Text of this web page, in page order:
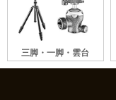
三脚・一脚・雲台